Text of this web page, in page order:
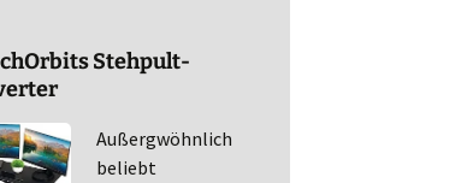
Stehpult-
Außergwöhnlich
beliebt